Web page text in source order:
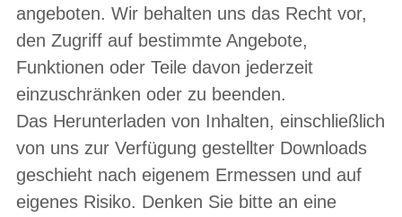
angeboten. Wir behalten uns das Recht vor,
den Zugriff auf bestimmte Angebote,
Funktionen oder Teile davon jederzeit
einzuschränken oder zu beenden.
Das Herunterladen von Inhalten, einschließlich
von uns zur Verfügung gestellter Downloads
geschieht nach eigenem Ermessen und auf
eigenes Risiko. Denken Sie bitte an eine